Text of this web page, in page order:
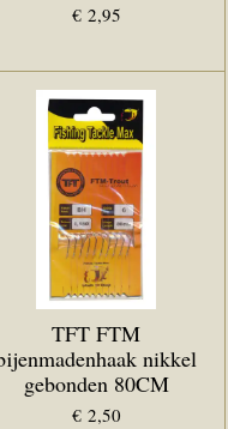
€ 2,95
TFT FTM
nikkel
gebonden 80CM
€ 2,50